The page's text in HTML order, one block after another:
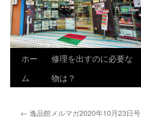
ホー
ム
修理を出すのに必要な
物は？
← 逸品館メルマガ2020年10月23日号